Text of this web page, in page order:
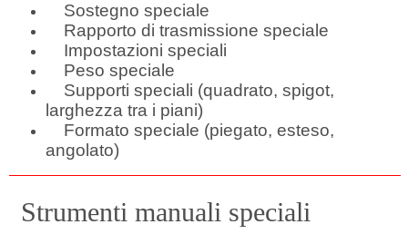
Sostegno speciale
Rapporto di trasmissione speciale
Impostazioni speciali
Peso speciale
Supporti speciali (quadrato, spigot,
larghezza tra i piani)
Formato speciale (piegato, esteso,
angolato)
Strumenti manuali speciali